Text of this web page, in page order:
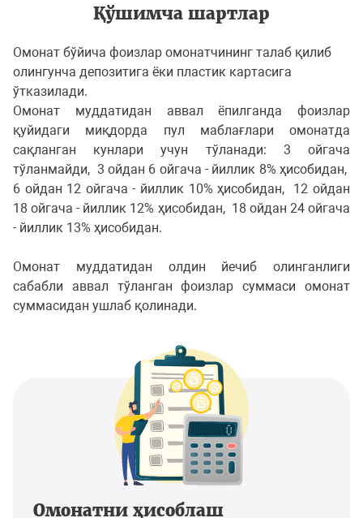
Қўшимча шартлар
Омонат бўйича фоизлар омонатчининг талаб қилиб
олингунча депозитига ёки пластик картасига
ўтказилади.
Омонат муддатидан аввал ёпилганда фоизлар
қуйидаги миқдорда пул маблағлари омонатда
сақланган кунлари учун тўланади: 3 ойгача
тўланмайди, 3 ойдан 6 ойгача - йиллик 8% ҳисобидан,
6 ойдан 12 ойгача - йиллик 10% ҳисобидан, 12 ойдан
18 ойгача - йиллик 12% ҳисобидан, 18 ойдан 24 ойгача
- йиллик 13% ҳисобидан.
Омонат муддатидан олдин йечиб олинганлиги
сабабли аввал тўланган фоизлар суммаси омонат
суммасидан ушлаб қолинади.
Омонатни ҳисоблаш